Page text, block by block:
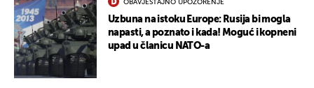
OBAVJEŠTAJNO UPOZORENJE
Uzbuna na istoku Europe: Rusija bi mogla
napasti, a poznato i kada! Moguć i kopneni
upad u članicu NATO-a